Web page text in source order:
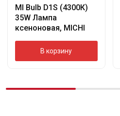
MI Bulb D1S (4300К)
35W Лампа
ксеноновая, MICHI
В корзину